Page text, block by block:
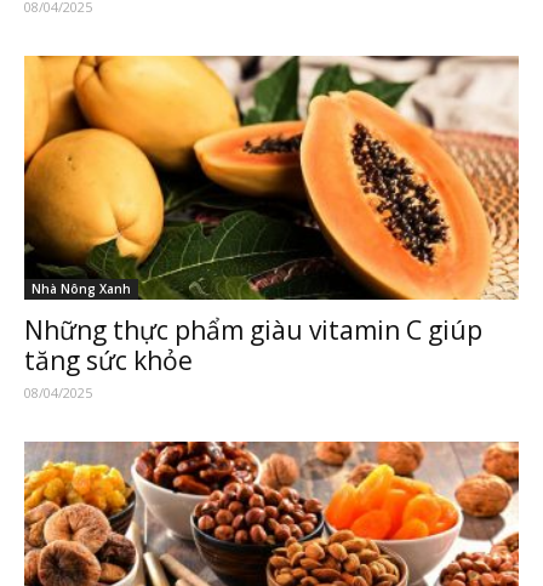
08/04/2025
Nhà Nông Xanh
Những thực phẩm giàu vitamin C giúp
tăng sức khỏe
08/04/2025